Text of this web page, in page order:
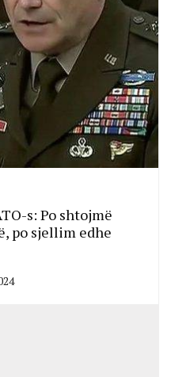
s: Po shtojmë
po sjellim edhe